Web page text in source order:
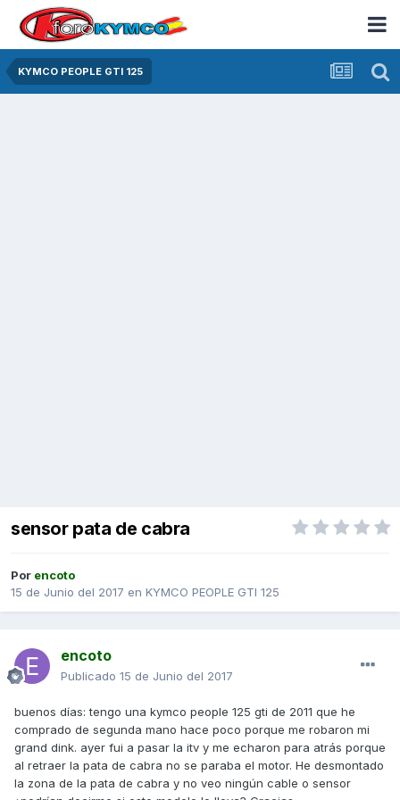
KYMCO PEOPLE GTI 125
sensor pata de cabra
Por encoto
15 de Junio del 2017 en KYMCO PEOPLE GTI 125
encoto
Publicado 15 de Junio del 2017
buenos días: tengo una kymco people 125 gti de 2011 que he
comprado de segunda mano hace poco porque me robaron mi
grand dink. ayer fui a pasar la itv y me echaron para atrás porque
al retraer la pata de cabra no se paraba el motor. He desmontado
la zona de la pata de cabra y no veo ningún cable o sensor